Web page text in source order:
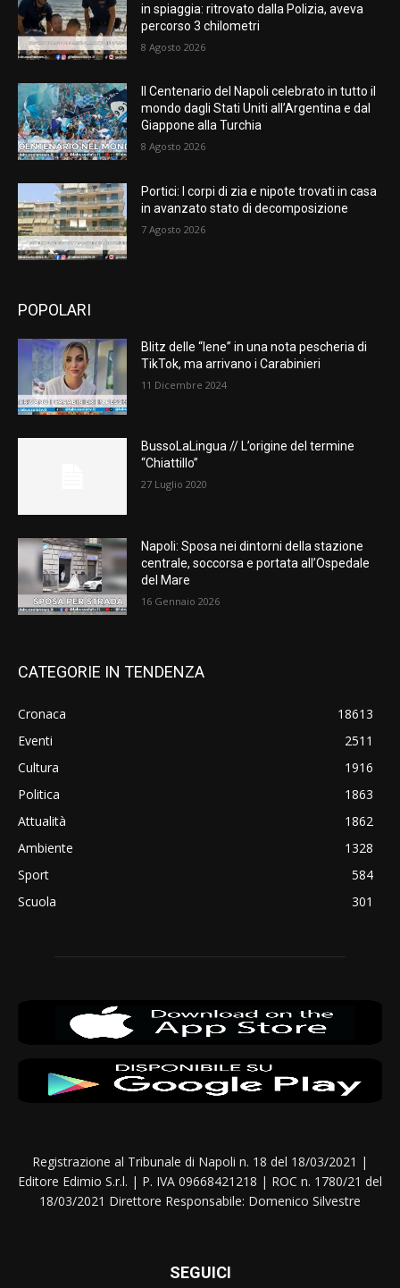
in spiaggia: ritrovato dalla Polizia, aveva
percorso 3 chilometri
8 Agosto 2026
Il Centenario del Napoli celebrato in tutto il
mondo dagli Stati Uniti all’Argentina e dal
Giappone alla Turchia
8 Agosto 2026
Portici: I corpi di zia e nipote trovati in casa
in avanzato stato di decomposizione
7 Agosto 2026
POPOLARI
Blitz delle “Iene” in una nota pescheria di
TikTok, ma arrivano i Carabinieri
11 Dicembre 2024
BussoLaLingua // L’origine del termine
“Chiattillo”
27 Luglio 2020
Napoli: Sposa nei dintorni della stazione
centrale, soccorsa e portata all’Ospedale
del Mare
16 Gennaio 2026
CATEGORIE IN TENDENZA
Cronaca
18613
Eventi
2511
Cultura
1916
Politica
1863
Attualità
1862
Ambiente
1328
Sport
584
Scuola
301
Registrazione al Tribunale di Napoli n. 18 del 18/03/2021 |
Editore Edimio S.r.l. | P. IVA 09668421218 | ROC n. 1780/21 del
18/03/2021 Direttore Responsabile: Domenico Silvestre
SEGUICI